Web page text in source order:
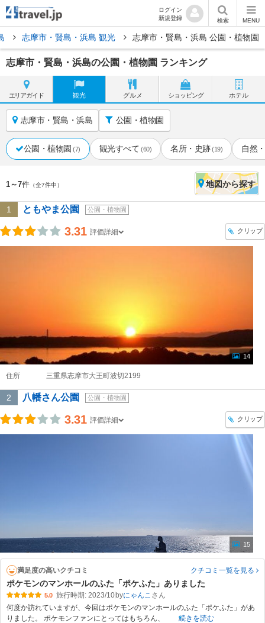
ログイン
新規登録
検索 MENU
志摩市・賢島・浜島 観光 志摩市・賢島・浜島 公園・植物園
志摩市・賢島・浜島の公園・植物園 ランキング
エリアガイド 観光 グルメ ショッピング ホテル
志摩市・賢島・浜島 公園・植物園
公園・植物園 (7) 観光すべて (60) 名所・史跡 (19) 自然
1～7件 （全7件中） 地図から探す
1 ともやま公園 公園・植物園
3.31 評価詳細 クリップ
14
住所 三重県志摩市大王町波切2199
2 八幡さん公園 公園・植物園
3.31 評価詳細 クリップ
15
満足度の高いクチコミ クチコミ一覧を見る
ポケモンのマンホールのふた「ポケふた」ありました
5.0 旅行時期: 2023/10byにゃんこ
何度か訪れていますが、今回はポケモンのマンホールのふた「ポケふた」があ
りました。 ポケモンファンにとってはもちろん、
続きを読む